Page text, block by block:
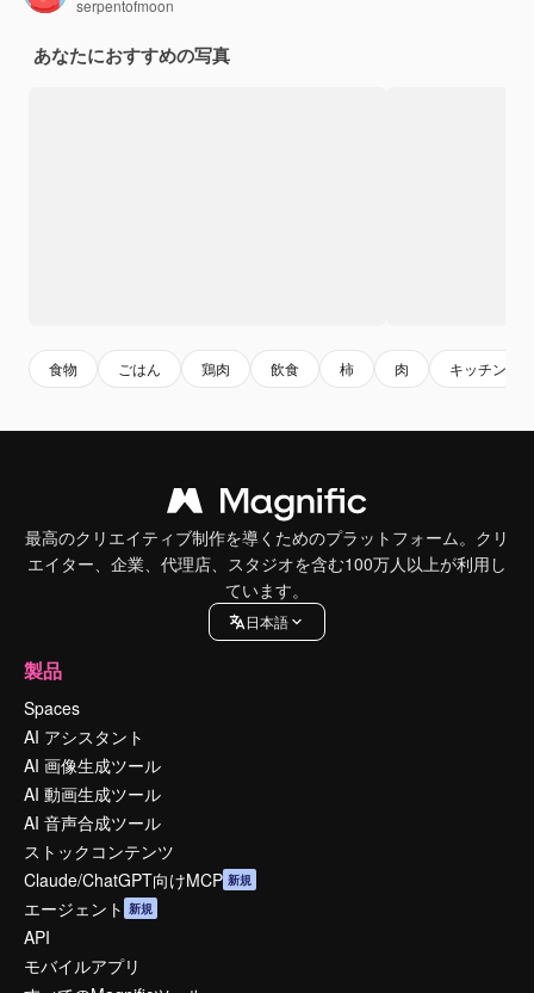
serpentofmoon
あなたにおすすめの写真
食物 ごはん 鶏肉 飲食 柿 肉 キッチン
最高のクリエイティブ制作を導くためのプラットフォーム。クリ
エイター、企業、代理店、スタジオを含む100万人以上が利用し
ています。
日本語
製品
Spaces
AI アシスタント
AI 画像生成ツール
AI 動画生成ツール
AI 音声合成ツール
ストックコンテンツ
Claude/ChatGPT向けMCP 新規
エージェント 新規
API
モバイルアプリ